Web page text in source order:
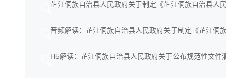
芷江侗族自治县人民政府关于制定《芷江侗族自治县人
音频解读：芷江侗族自治县人民政府关于制定《芷江侗
H5解读：芷江侗族自治县人民政府关于公布规范性文件